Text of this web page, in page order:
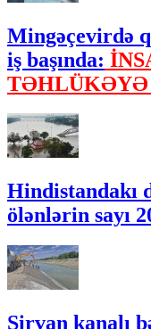
Mingəçevirdə
iş başında:
TƏHLÜKƏYƏ
Hindistandakı
ölənlərin sayı
Şirvan kanalı